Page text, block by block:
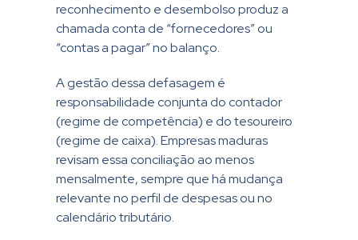
reconhecimento e desembolso produz a
chamada conta de “fornecedores” ou
“contas a pagar” no balanço.
A gestão dessa defasagem é
responsabilidade conjunta do contador
(regime de competência) e do tesoureiro
(regime de caixa). Empresas maduras
revisam essa conciliação ao menos
mensalmente, sempre que há mudança
relevante no perfil de despesas ou no
calendário tributário.